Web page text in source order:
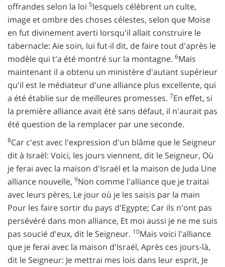
offrandes selon la loi 5lesquels célèbrent un culte,
image et ombre des choses célestes, selon que Moïse
en fut divinement averti lorsqu'il allait construire le
tabernacle: Aie soin, lui fut-il dit, de faire tout d'après le
modèle qui t'a été montré sur la montagne. 6Mais
maintenant il a obtenu un ministère d'autant supérieur
qu'il est le médiateur d'une alliance plus excellente, qui
a été établie sur de meilleures promesses. 7En effet, si
la première alliance avait été sans défaut, il n'aurait pas
été question de la remplacer par une seconde.
8Car c'est avec l'expression d'un blâme que le Seigneur
dit à Israël: Voici, les jours viennent, dit le Seigneur, Où
je ferai avec la maison d'Israël et la maison de Juda Une
alliance nouvelle, 9Non comme l'alliance que je traitai
avec leurs pères, Le jour où je les saisis par la main
Pour les faire sortir du pays d'Egypte; Car ils n'ont pas
persévéré dans mon alliance, Et moi aussi je ne me suis
pas soucié d'eux, dit le Seigneur. 10Mais voici l'alliance
que je ferai avec la maison d'Israël, Après ces jours-là,
dit le Seigneur: Je mettrai mes lois dans leur esprit, Je